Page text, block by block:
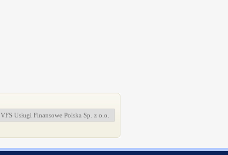
VFS Usługi Finansowe Polska Sp. z o.o.